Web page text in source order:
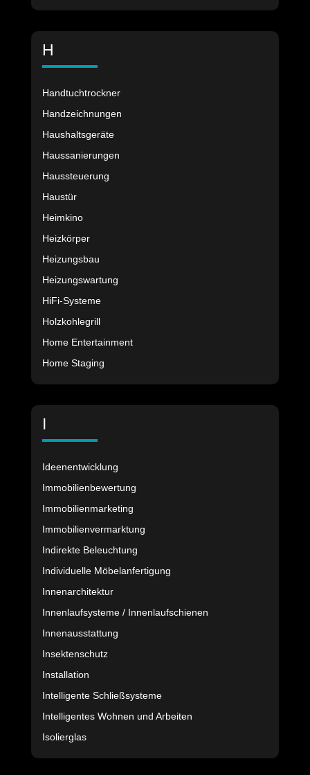
H
Handtuchtrockner
Handzeichnungen
Haushaltsgeräte
Haussanierungen
Haussteuerung
Haustür
Heimkino
Heizkörper
Heizungsbau
Heizungswartung
HiFi-Systeme
Holzkohlegrill
Home Entertainment
Home Staging
I
Ideenentwicklung
Immobilienbewertung
Immobilienmarketing
Immobilienvermarktung
Indirekte Beleuchtung
Individuelle Möbelanfertigung
Innenarchitektur
Innenlaufsysteme / Innenlaufschienen
Innenausstattung
Insektenschutz
Installation
Intelligente Schließsysteme
Intelligentes Wohnen und Arbeiten
Isolierglas